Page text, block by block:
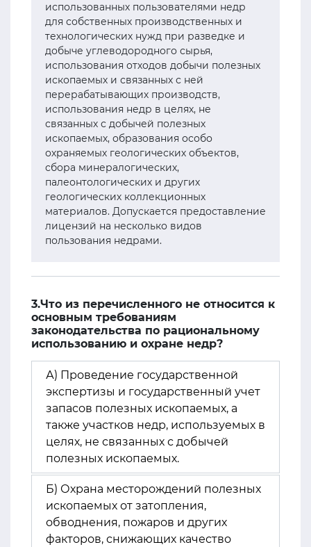
использованных пользователями недр
для собственных производственных и
технологических нужд при разведке и
добыче углеводородного сырья,
использования отходов добычи полезных
ископаемых и связанных с ней
перерабатывающих производств,
использования недр в целях, не
связанных с добычей полезных
ископаемых, образования особо
охраняемых геологических объектов,
сбора минералогических,
палеонтологических и других
геологических коллекционных
материалов. Допускается предоставление
лицензий на несколько видов
пользования недрами.
3.Что из перечисленного не относится к
основным требованиям
законодательства по рациональному
использованию и охране недр?
А) Проведение государственной
экспертизы и государственный учет
запасов полезных ископаемых, а
также участков недр, используемых в
целях, не связанных с добычей
полезных ископаемых.
Б) Охрана месторождений полезных
ископаемых от затопления,
обводнения, пожаров и других
факторов, снижающих качество